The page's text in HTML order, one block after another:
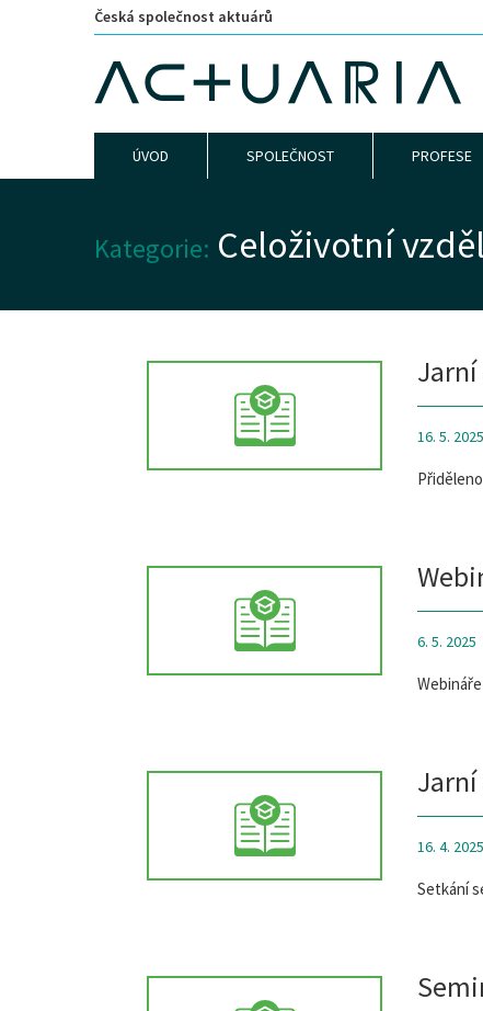
Česká společnost aktuárů
ÚVOD SPOLEČNOST PROFESE
Kategorie: Celoživotní
16. 5. 2025
6. 5. 2025
16. 4. 2025
Setkání